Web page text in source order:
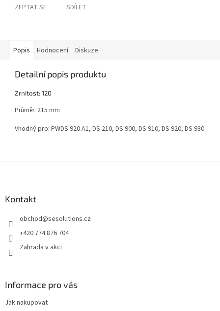
ZEPTAT SE SDÍLET
Popis Hodnocení Diskuze
Detailní popis produktu
Zrnitost: 120
Průměr: 215 mm
Vhodný pro: PWDS 920 A1, DS 210, DS 900, DS 910, DS 920, DS 930
Kontakt
obchod@sesolutions.cz
+420 774 876 704
Zahrada v akci
Informace pro vás
Jak nakupovat